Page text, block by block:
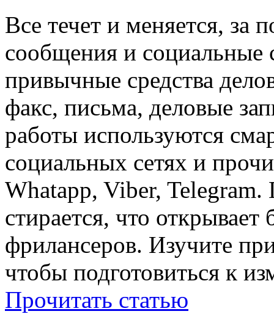
Все течет и меняется, за
сообщения и социальные
привычные средства
факс, письма, деловые
работы используются
социальных сетях и
Whatapp, Viber,
стирается, что
фрилансеров. Изучите
чтобы подготовиться к
Прочитать статью